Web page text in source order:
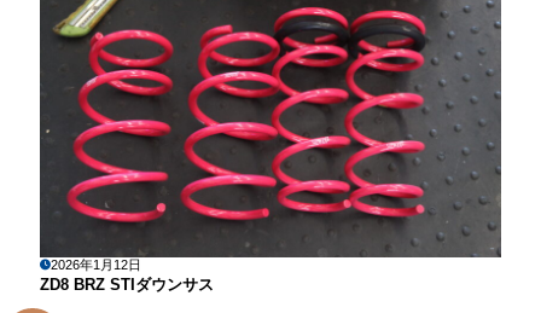
2026年1月12日
ZD8 BRZ STIダウンサス